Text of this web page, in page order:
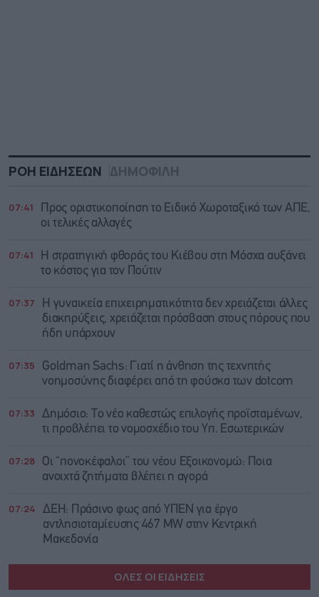
ΡΟΗ ΕΙΔΗΣΕΩΝ ΔΗΜΟΦΙΛΗ
07:41
Προς οριστικοποίηση το Ειδικό Χωροταξικό των ΑΠΕ,
οι τελικές αλλαγές
07:41
Η στρατηγική φθοράς του Κιέβου στη Μόσχα αυξάνει
το κόστος για τον Πούτιν
07:37
Η γυναικεία επιχειρηματικότητα δεν χρειάζεται άλλες
διακηρύξεις, χρειάζεται πρόσβαση στους πόρους που
ήδη υπάρχουν
07:35
Goldman Sachs: Γιατί η άνθηση της τεχνητής
νοημοσύνης διαφέρει από τη φούσκα των dotcom
07:33
Δημόσιο: Το νέο καθεστώς επιλογής προϊσταμένων,
τι προβλέπει το νομοσχέδιο του Υπ. Εσωτερικών
07:28
Οι “πονοκέφαλοι” του νέου Εξοικονομώ: Ποια
ανοιχτά ζητήματα βλέπει η αγορά
07:24
ΔΕΗ: Πράσινο φως από ΥΠΕΝ για έργο
αντλησιοταμίευσης 467 MW στην Κεντρική
Μακεδονία
ΟΛΕΣ ΟΙ ΕΙΔΗΣΕΙΣ